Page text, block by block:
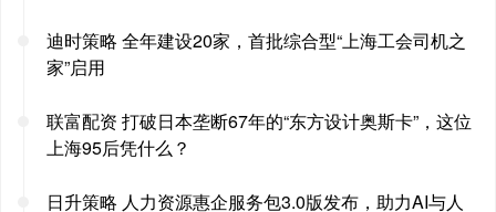
迪时策略 全年建设20家，首批综合型“上海工会司机之
家”启用
联富配资 打破日本垄断67年的“东方设计奥斯卡”，这位
上海95后凭什么？
日升策略 人力资源惠企服务包3.0版发布，助力AI与人